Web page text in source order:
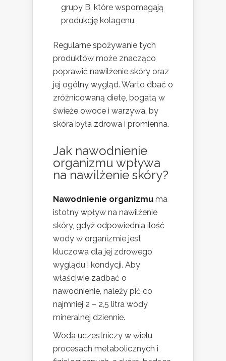
grupy B, które wspomagają
produkcję kolagenu.
Regularne spożywanie tych
produktów może znacząco
poprawić nawilżenie skóry oraz
jej ogólny wygląd. Warto dbać o
zróżnicowaną dietę, bogatą w
świeże owoce i warzywa, by
skóra była zdrowa i promienna.
Jak nawodnienie
organizmu wpływa
na nawilżenie skóry?
Nawodnienie organizmu ma
istotny wpływ na nawilżenie
skóry, gdyż odpowiednia ilość
wody w organizmie jest
kluczowa dla jej zdrowego
wyglądu i kondycji. Aby
właściwie zadbać o
nawodnienie, należy pić co
najmniej 2 – 2,5 litra wody
mineralnej dziennie.
Woda uczestniczy w wielu
procesach metabolicznych i